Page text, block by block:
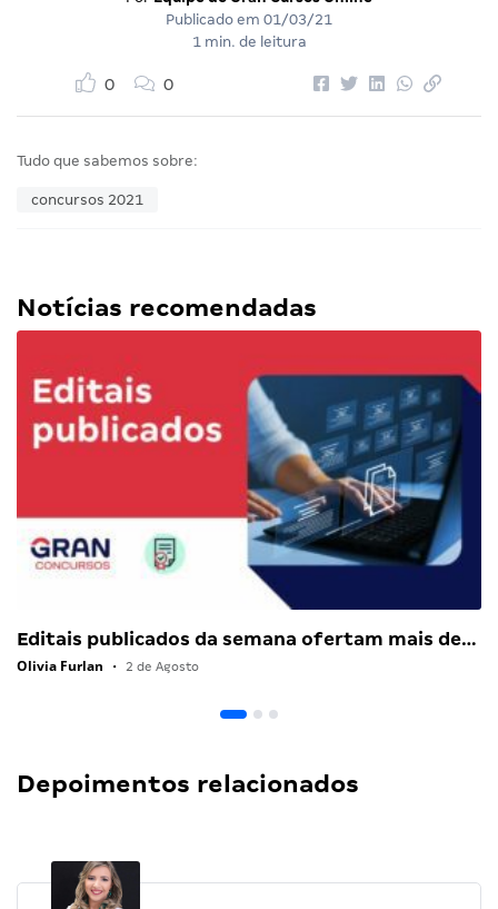
Publicado em 01/03/21
1 min. de leitura
0 0
Tudo que sabemos sobre:
concursos 2021
Notícias recomendadas
Editais publicados da semana ofertam mais de…
Olivia Furlan • 2 de Agosto
Depoimentos relacionados